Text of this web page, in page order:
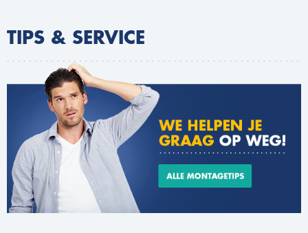
TIPS & SERVICE